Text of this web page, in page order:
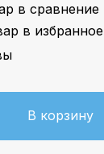
в сравнение
в избранное
В корзину